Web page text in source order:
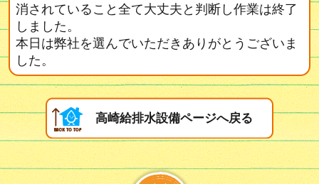
消されていること全て大丈夫と判断し作業は終了
しました。
本日は弊社を選んでいただきありがとうございま
した。
高崎給排水設備ページへ戻る